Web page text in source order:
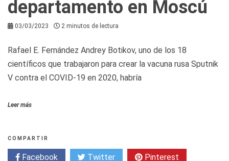
departamento en Moscú
03/03/2023 2 minutos de lectura
Rafael E. Fernández Andrey Botikov, uno de los 18
científicos que trabajaron para crear la vacuna rusa Sputnik
V contra el COVID-19 en 2020, habría
Leer más
COMPARTIR
Facebook Twitter Pinterest